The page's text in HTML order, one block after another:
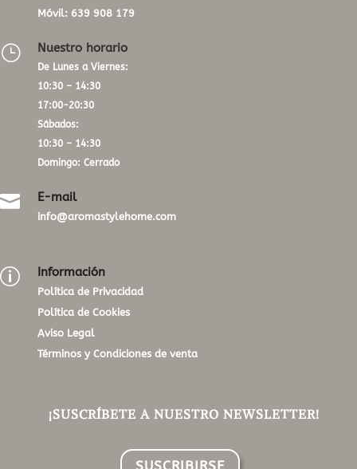
Móvil: 639 908 179
} Nuestro horario
De Lunes a Viernes:
10:30 – 14:30
17:00-20:30
Sábados:
10:30 – 14:30
Domingo: Cerrado
 E-mail
info@aromastylehome.com
p Información
Política de Privacidad
Política de Cookies
Aviso Legal
Términos y Condiciones de venta
¡SUSCRÍBETE A NUESTRO NEWSLETTER!